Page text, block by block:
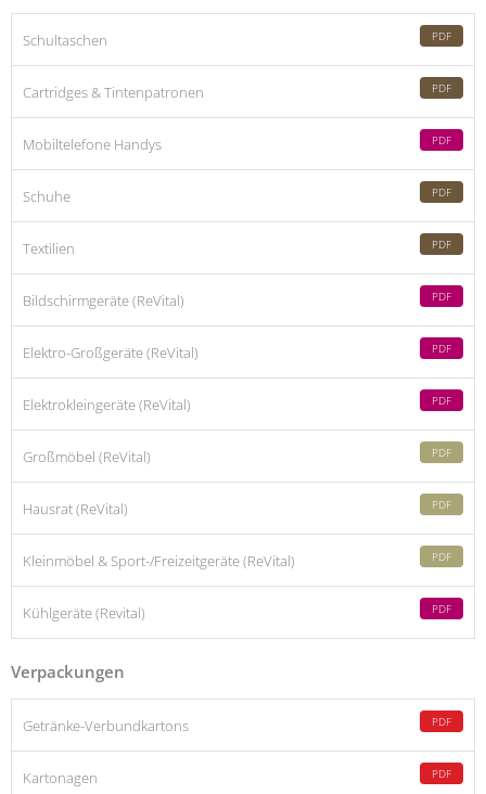
Schultaschen PDF
Cartridges & Tintenpatronen PDF
Mobiltelefone Handys PDF
Schuhe PDF
Textilien PDF
Bildschirmgeräte (ReVital) PDF
Elektro-Großgeräte (ReVital) PDF
Elektrokleingeräte (ReVital) PDF
Großmöbel (ReVital) PDF
Hausrat (ReVital) PDF
Kleinmöbel & Sport-/Freizeitgeräte (ReVital) PDF
Kühlgeräte (Revital) PDF
Verpackungen
Getränke-Verbundkartons PDF
Kartonagen PDF